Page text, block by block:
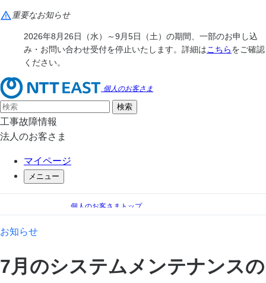
重要なお知らせ
2026年8月26日（水）～9月5日（土）の期間、一部のお申し込
み・お問い合わせ受付を停止いたします。詳細はこちらをご確認
ください。
個人のお客さま
工事故障情報
法人のお客さま
マイページ
メニュー
個人のお客さまトップ
お知らせ
お知らせ
7月のシステムメンテナンスの